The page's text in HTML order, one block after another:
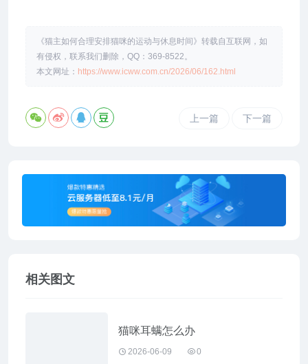
《猫主如何合理安排猫咪的运动与休息时间》转载自互联网，如
有侵权，联系我们删除，QQ：369-8522。
本文网址： https://www.icww.com.cn/2026/06/162.html
上一篇 下一篇
相关图文
猫咪耳螨怎么办
2026-06-09 0